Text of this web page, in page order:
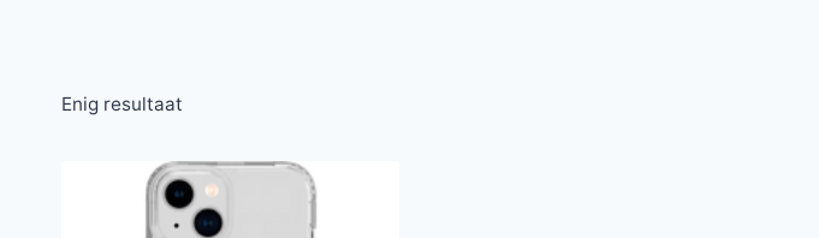
Enig resultaat